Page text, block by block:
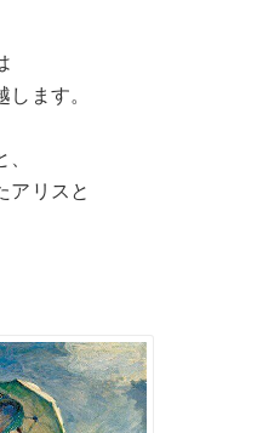
ます。
アリスと